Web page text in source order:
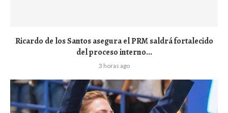
Ricardo de los Santos asegura el PRM saldrá fortalecido
del proceso interno...
3 horas ago